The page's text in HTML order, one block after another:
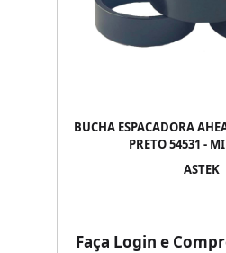
BUCHA ESPACADORA
PRETO 54531 -
ASTEK
Faça Login e